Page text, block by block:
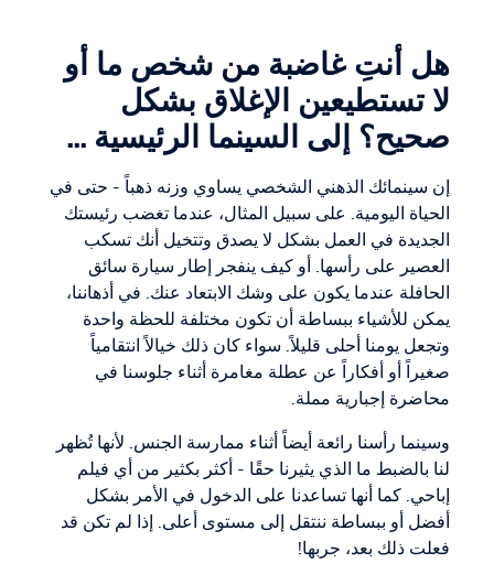
هل أنتِ غاضبة من شخص ما أو
لا تستطيعين الإغلاق بشكل
صحيح؟ إلى السينما الرئيسية ...
إن سينمائك الذهني الشخصي يساوي وزنه ذهباً - حتى في
الحياة اليومية. على سبيل المثال، عندما تغضب رئيستك
الجديدة في العمل بشكل لا يصدق وتتخيل أنك تسكب
العصير على رأسها. أو كيف ينفجر إطار سيارة سائق
الحافلة عندما يكون على وشك الابتعاد عنك. في أذهاننا،
يمكن للأشياء ببساطة أن تكون مختلفة للحظة واحدة
وتجعل يومنا أحلى قليلاً. سواء كان ذلك خيالاً انتقامياً
صغيراً أو أفكاراً عن عطلة مغامرة أثناء جلوسنا في
محاضرة إجبارية مملة.
وسينما رأسنا رائعة أيضاً أثناء ممارسة الجنس. لأنها تُظهر
لنا بالضبط ما الذي يثيرنا حقًا - أكثر بكثير من أي فيلم
إباحي. كما أنها تساعدنا على الدخول في الأمر بشكل
أفضل أو ببساطة ننتقل إلى مستوى أعلى. إذا لم تكن قد
فعلت ذلك بعد، جربها!